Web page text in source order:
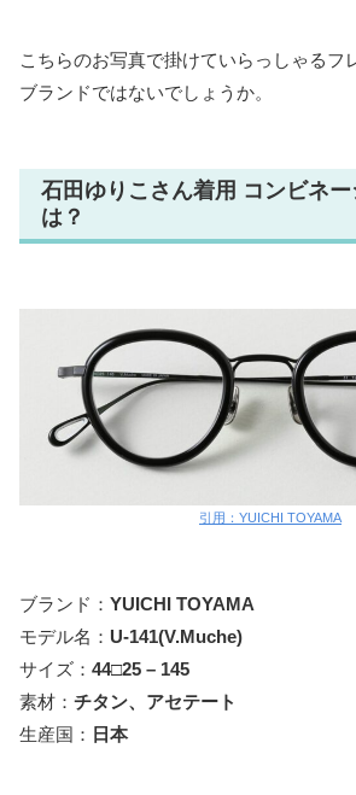
こちらのお写真で掛けていらっしゃるフ
ブランドではないでしょうか。
石田ゆりこさん着用 コンビネ
は？
引用：YUICHI TOYAMA
ブランド： YUICHI TOYAMA
モデル名： U-141(V.Muche)
サイズ： 44□25 – 145
素材： チタン、アセテート
生産国： 日本